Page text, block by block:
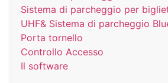
Sistema di parcheggio per
UHF& Sistema di parcheggio
Porta tornello
Controllo Accesso
Il software